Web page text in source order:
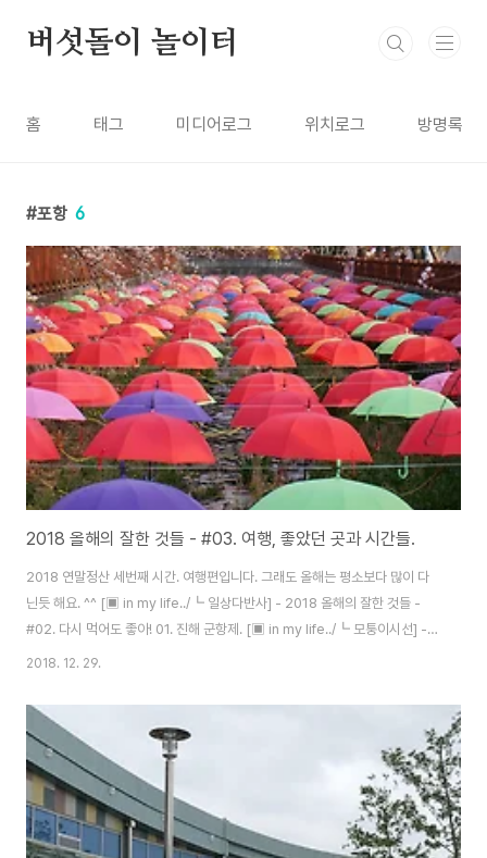
버섯돌이 놀이터
홈 태그 미디어로그 위치로그 방명록
포항 6
2018 올해의 잘한 것들 - #03. 여행, 좋았던 곳과 시간들.
2018 연말정산 세번째 시간. 여행편입니다. 그래도 올해는 평소보다 많이 다
닌듯 해요. ^^ [▣ in my life../┗ 일상다반사] - 2018 올해의 잘한 것들 -
#02. 다시 먹어도 좋아! 01. 진해 군항제. [▣ in my life../┗ 모퉁이시선] -
진해 군항제 2018 전날 돌아보기. 한번쯤은 꼭 가보고 싶었던, 진해 군항제. 어
문의 붙더라도.. 한번은 가볼만한, 아주 괜찮은 경험이었어요. ^^ 02. 리버힐즈
캠핑 [▣ in my life../┗ 모퉁이시선] - 가자 가자~ 캠핑 가자! 어느덧 일년에
한번 가는 행사가 된 듯한.. 봄맞이 캠핑, 처음으로 2박3일 코스. 아주 좋았던
시간이었어요. 0..
2018. 12. 29.